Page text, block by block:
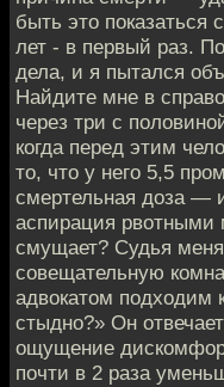
быть это
лет - в первый раз.
дела, и я пытался
Найдите мне в
через три с
когда перед этим
то, что у него 5,5
смертельная доза —
аспирация рвотными
смущает? Судья
совещательную
адвокатом подходим
стыдно?» Он
ощущение
почти в 2 раза